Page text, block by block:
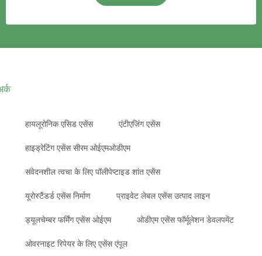
हायलूरोनिक एसिड एसेंस एंटीएजिंग एसेंस
हाइड्रेटिंग एसेंस सीरम ओईएमओडीएम
संवेदनशील त्वचा के लिए पॉलीपेप्टाइड शांत एसेंस
यूरोस्टैंडर्ड एसेंस निर्माण प्राइवेट लेबल एसेंस उत्पाद लाइन
ड्यूलचेम्बर फर्मिंग एसेंस ओईएम ओडीएम एसेंस फॉर्मूलेशन डेवलपमेंट
ओवरनाइट रिपेयर के लिए एसेंस एंपूल